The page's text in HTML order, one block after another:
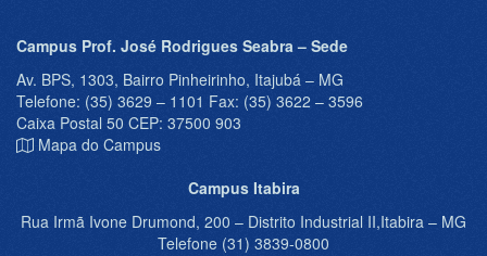
Campus Prof. José Rodrigues Seabra – Sede
Av. BPS, 1303, Bairro Pinheirinho, Itajubá – MG
Telefone: (35) 3629 – 1101 Fax: (35) 3622 – 3596
Caixa Postal 50 CEP: 37500 903
Mapa do Campus
Campus Itabira
Rua Irmã Ivone Drumond, 200 – Distrito Industrial II,Itabira – MG
Telefone (31) 3839-0800